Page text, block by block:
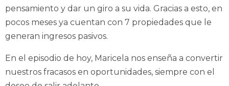
pensamiento y dar un giro a su vida. Gracias a esto, en
pocos meses ya cuentan con 7 propiedades que le
generan ingresos pasivos.
En el episodio de hoy, Maricela nos enseña a convertir
nuestros fracasos en oportunidades, siempre con el